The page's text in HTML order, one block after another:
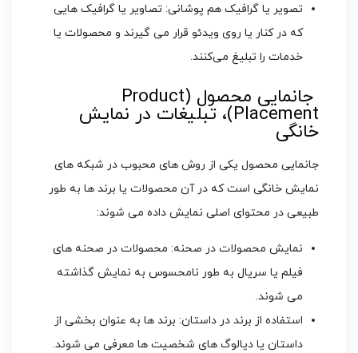
تصویر یا گرافیک هم‌ پوشانی: تصاویر یا گرافیک‌ هایی
که در کنار یا روی ویدئو قرار می‌ گیرند و محصولات یا
خدمات را تبلیغ می‌کنند.
جانمایی محصول (Product
Placement)، تبلیغات در نمایش
خانگی
جانمایی محصول یکی از روش ‌های محبوب در شبکه ‌های
نمایش خانگی است که در آن محصولات یا برند ها به طور
طبیعی در محتوای اصلی نمایش داده می ‌شوند:
نمایش محصولات در صحنه: محصولات در صحنه ‌های
فیلم یا سریال به طور نامحسوس به نمایش گذاشته
می‌ شوند.
استفاده از برند در داستان: برند ها به عنوان بخشی از
داستان یا دیالوگ ‌های شخصیت ‌ها معرفی می‌ شوند.